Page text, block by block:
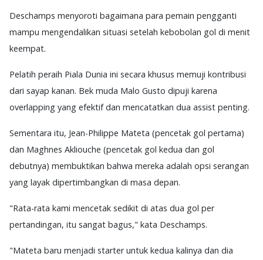
Deschamps menyoroti bagaimana para pemain pengganti
mampu mengendalikan situasi setelah kebobolan gol di menit
keempat.
Pelatih peraih Piala Dunia ini secara khusus memuji kontribusi
dari sayap kanan. Bek muda Malo Gusto dipuji karena
overlapping yang efektif dan mencatatkan dua assist penting.
Sementara itu, Jean-Philippe Mateta (pencetak gol pertama)
dan Maghnes Akliouche (pencetak gol kedua dan gol
debutnya) membuktikan bahwa mereka adalah opsi serangan
yang layak dipertimbangkan di masa depan.
"Rata-rata kami mencetak sedikit di atas dua gol per
pertandingan, itu sangat bagus," kata Deschamps.
"Mateta baru menjadi starter untuk kedua kalinya dan dia